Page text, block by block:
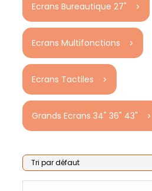
Ecrans Bureautique 27"
Ecrans Multifonctions
Ecrans Tactiles
Grands Ecrans 34" 36" 43"